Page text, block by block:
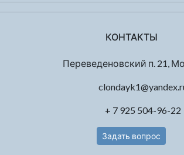
КОНТАКТЫ
Переведеновский п. 21,
+ 7 925 504-96-22
Задать вопрос